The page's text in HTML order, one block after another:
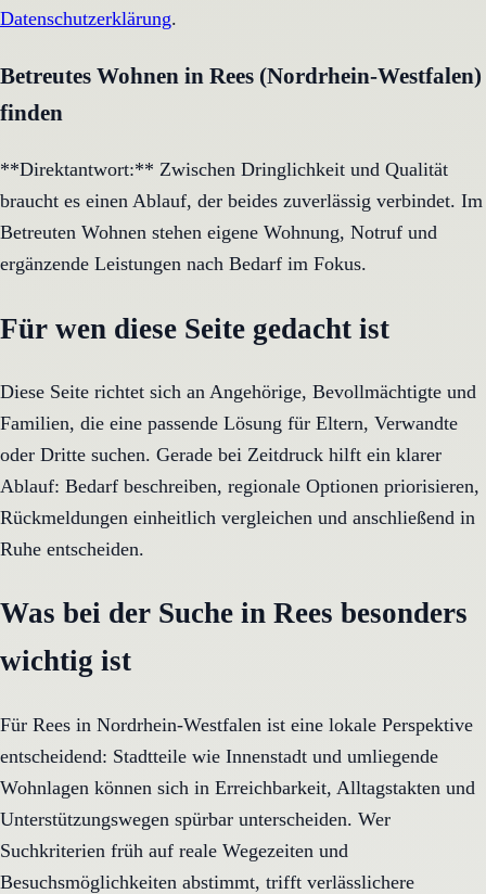
Datenschutzerklärung.
Betreutes Wohnen in Rees (Nordrhein-Westfalen)
finden
**Direktantwort:** Zwischen Dringlichkeit und Qualität
braucht es einen Ablauf, der beides zuverlässig verbindet. Im
Betreuten Wohnen stehen eigene Wohnung, Notruf und
ergänzende Leistungen nach Bedarf im Fokus.
Für wen diese Seite gedacht ist
Diese Seite richtet sich an Angehörige, Bevollmächtigte und
Familien, die eine passende Lösung für Eltern, Verwandte
oder Dritte suchen. Gerade bei Zeitdruck hilft ein klarer
Ablauf: Bedarf beschreiben, regionale Optionen priorisieren,
Rückmeldungen einheitlich vergleichen und anschließend in
Ruhe entscheiden.
Was bei der Suche in Rees besonders
wichtig ist
Für Rees in Nordrhein-Westfalen ist eine lokale Perspektive
entscheidend: Stadtteile wie Innenstadt und umliegende
Wohnlagen können sich in Erreichbarkeit, Alltagstakten und
Unterstützungswegen spürbar unterscheiden. Wer
Suchkriterien früh auf reale Wegezeiten und
Besuchsmöglichkeiten abstimmt, trifft verlässlichere